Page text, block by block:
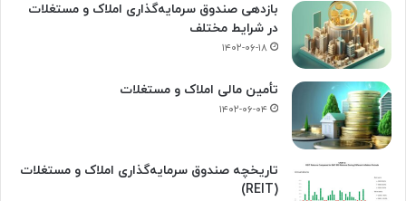
بازدهی صندوق سرمایه‌گذاری املاک و مستغلات
در شرایط مختلف
۱۴۰۲-۰۶-۱۸
تأمین مالی املاک و مستغلات
۱۴۰۲-۰۶-۰۴
تاریخچه صندوق سرمایه‌گذاری املاک و مستغلات
(REIT)